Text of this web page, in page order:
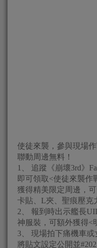
使徒來襲，參與現場
聯動周邊無料！
1、 追蹤《崩壞3rd》
即可領取<使徒來襲作
獲得精美限定周邊，
卡貼、L夾、聖痕壓克
2、 報到時出示艦長
神服裝，可額外獲得<
3、 現場拍下痛機車或
將貼文設定公開並